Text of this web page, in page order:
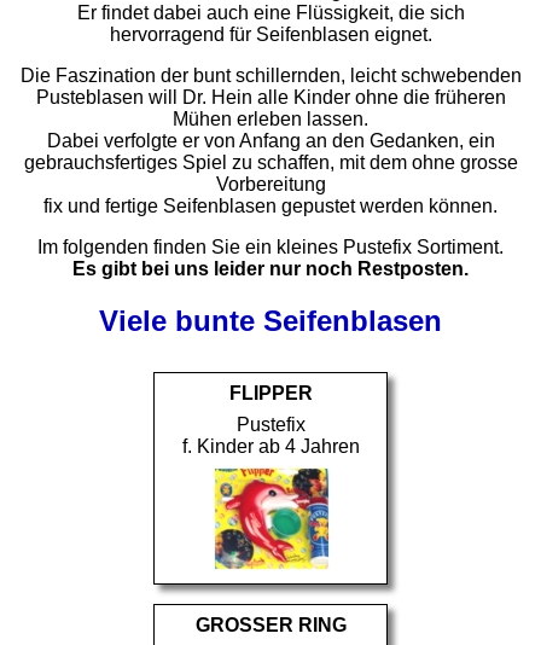
Er findet dabei auch eine Flüssigkeit, die sich
hervorragend für Seifenblasen eignet.
Die Faszination der bunt schillernden, leicht schwebenden
Pusteblasen will Dr. Hein alle Kinder ohne die früheren
Mühen erleben lassen.
Dabei verfolgte er von Anfang an den Gedanken, ein
gebrauchsfertiges Spiel zu schaffen, mit dem ohne grosse
Vorbereitung
fix und fertige Seifenblasen gepustet werden können.
Im folgenden finden Sie ein kleines Pustefix Sortiment.
Es gibt bei uns leider nur noch Restposten.
Viele bunte Seifenblasen
FLIPPER
Pustefix
f. Kinder ab 4 Jahren
GROSSER RING